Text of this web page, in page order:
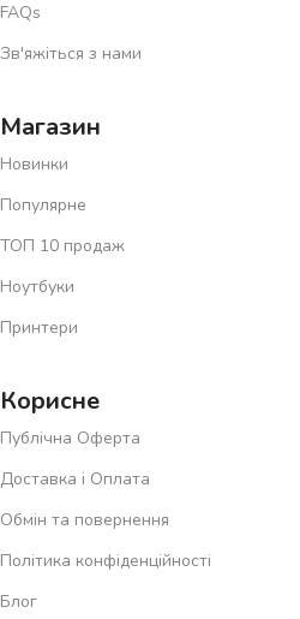
FAQs
Зв'яжіться з нами
Магазин
Новинки
Популярне
ТОП 10 продаж
Ноутбуки
Принтери
Корисне
Публічна Оферта
Доставка і Оплата
Обмін та повернення
Політика конфіденційності
Блог